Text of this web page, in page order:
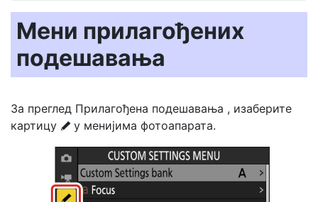
Мени прилагођених
подешавања
За преглед Прилагођена подешавања , изаберите
картицу A у менијима фотоапарата.